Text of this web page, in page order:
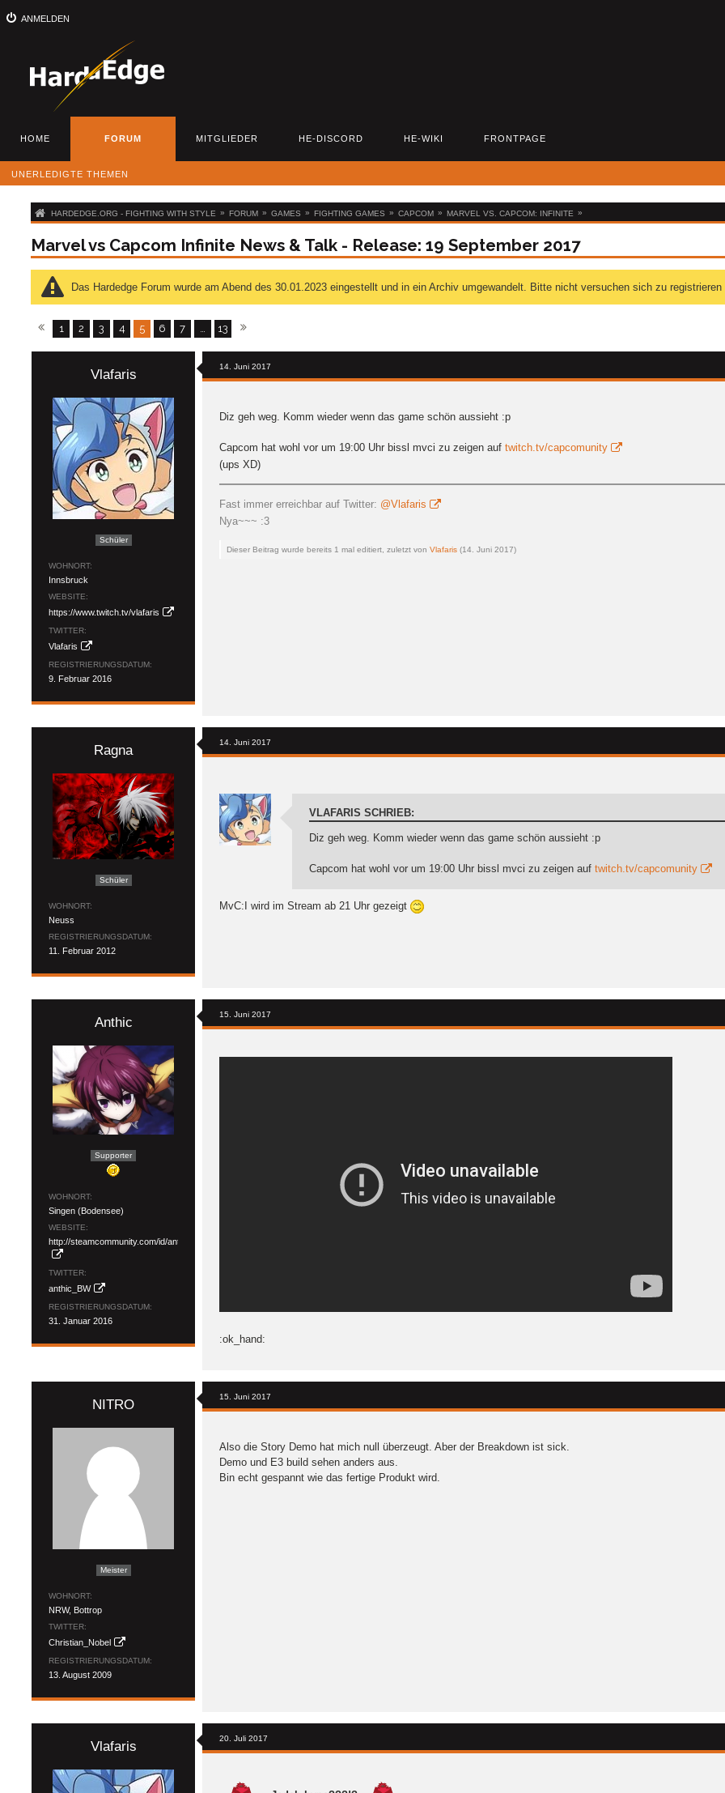
ANMELDEN
HOME FORUM MITGLIEDER HE-DISCORD HE-WIKI FRONTPAGE
UNERLEDIGTE THEMEN
HARDEDGE.ORG - FIGHTING WITH STYLE » FORUM » GAMES » FIGHTING GAMES » CAPCOM » MARVEL VS. CAPCOM: INFINITE »
Marvel vs Capcom Infinite News & Talk - Release: 19 September 2017
Das Hardedge Forum wurde am Abend des 30.01.2023 eingestellt und in ein Archiv umgewandelt. Bitte nicht versuchen sich zu registrieren
1 2 3 4 5 6 7 … 13
Vlafaris
Schüler
WOHNORT
Innsbruck
WEBSITE
https://www.twitch.tv/vlafaris
TWITTER
Vlafaris
REGISTRIERUNGSDATUM
9. Februar 2016
14. Juni 2017
Diz geh weg. Komm wieder wenn das game schön aussieht :p
Capcom hat wohl vor um 19:00 Uhr bissl mvci zu zeigen auf twitch.tv/capcomunity
(ups XD)
Fast immer erreichbar auf Twitter: @Vlafaris
Nya~~~ :3
Dieser Beitrag wurde bereits 1 mal editiert, zuletzt von Vlafaris (14. Juni 2017)
Ragna
Schüler
WOHNORT
Neuss
REGISTRIERUNGSDATUM
11. Februar 2012
14. Juni 2017
VLAFARIS SCHRIEB:
Diz geh weg. Komm wieder wenn das game schön aussieht :p
Capcom hat wohl vor um 19:00 Uhr bissl mvci zu zeigen auf twitch.tv/capcomunity
MvC:I wird im Stream ab 21 Uhr gezeigt
Anthic
Supporter
WOHNORT
Singen (Bodensee)
WEBSITE
http://steamcommunity.com/id/anthic/
TWITTER
anthic_BW
REGISTRIERUNGSDATUM
31. Januar 2016
15. Juni 2017
:ok_hand:
NITRO
Meister
WOHNORT
NRW, Bottrop
TWITTER
Christian_Nobel
REGISTRIERUNGSDATUM
13. August 2009
15. Juni 2017
Also die Story Demo hat mich null überzeugt. Aber der Breakdown ist sick.
Demo und E3 build sehen anders aus.
Bin echt gespannt wie das fertige Produkt wird.
Vlafaris
20. Juli 2017